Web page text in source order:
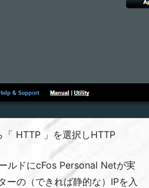
「 HTTP」を選択しHTTP
ルドにcFos Personal Netが実
ーの（できれば静的な）IPを入